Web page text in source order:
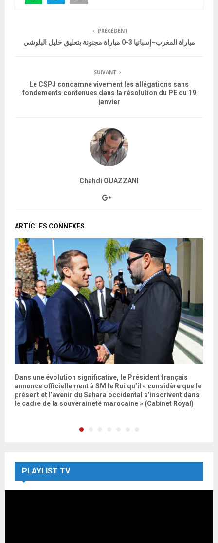
PRÉCÉDENT
مباراة المغرب~إسبانيا 3-0 مباراة مجنونة بتعليق خليل البلوشي
SUIVANT
Le CSPJ condamne vivement les allégations sans
fondements contenues dans la résolution du PE du 19
janvier
Chahdi OUAZZANI
ARTICLES CONNEXES
Dans une évolution significative, le Président français
annonce officiellement à SM le Roi qu’il « considère que le
présent et l’avenir du Sahara occidental s’inscrivent dans
le cadre de la souveraineté marocaine » (Cabinet Royal)
PLAYLIST TV